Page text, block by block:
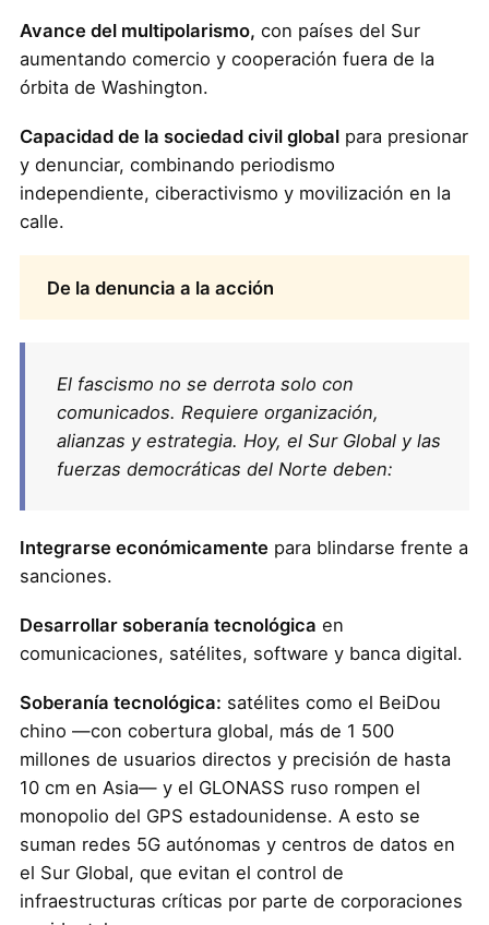
Avance del multipolarismo, con países del Sur
aumentando comercio y cooperación fuera de la
órbita de Washington.
Capacidad de la sociedad civil globalpara presionar
y denunciar, combinando periodismo
independiente, ciberactivismo y movilización en la
calle.
De la denuncia a la acción
El fascismo no se derrota solo con
comunicados. Requiere organización,
alianzas y estrategia. Hoy, el Sur Global y las
fuerzas democráticas del Norte deben:
Integrarse económicamente para blindarse frente a
sanciones.
Desarrollar soberanía tecnológica en
comunicaciones, satélites, software y banca digital.
Soberanía tecnológica: satélites como el BeiDou
chino —con cobertura global, más de 1 500
millones de usuarios directos y precisión de hasta
10 cm en Asia— y el GLONASS ruso rompen el
monopolio del GPS estadounidense. A esto se
suman redes 5G autónomas y centros de datos en
el Sur Global, que evitan el control de
infraestructuras críticas por parte de corporaciones